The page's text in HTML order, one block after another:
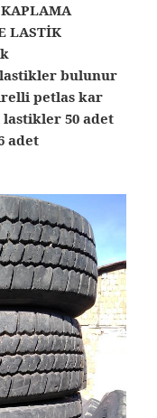
LASTİK
lastikler bulunur
petlas kar
lastikler 50 adet
adet